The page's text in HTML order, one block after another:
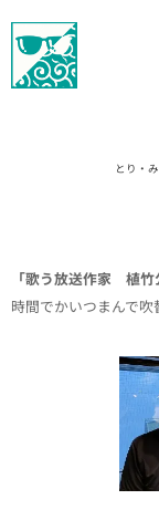
とり・
「歌う放送作家 植竹
時間でかいつまんで